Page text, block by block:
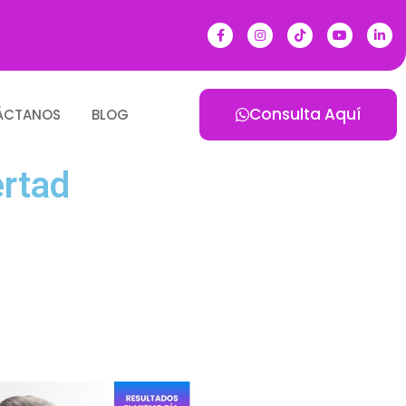
BLOG Consulta Aquí